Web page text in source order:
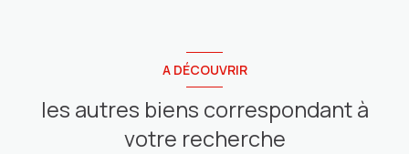
A DÉCOUVRIR
les autres biens correspondant à
votre recherche